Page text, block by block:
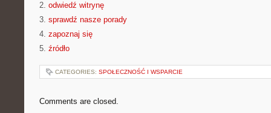
2. odwiedź witrynę
3. sprawdź nasze porady
4. zapoznaj się
5. źródło
CATEGORIES: SPOŁECZNOŚĆ I WSPARCIE
Comments are closed.